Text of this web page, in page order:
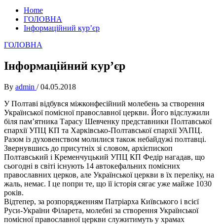
Home
ГОЛОВНА
Інформаційний кур’єр
ГОЛОВНА
Інформаційний кур’єр
By admin / 04.05.2018
У Полтаві відбувся міжконфесійний молебень за створення
Української помісної православної церкви. Його відслужили
біля пам’ятника Тарасу Шевченку представники Полтавської
єпархії УПЦ КП та Харківсько-Полтавської єпархії УАПЦ.
Разом із духовенством молилися також небайдужі полтавці.
Звернувшись до присутніх зі словом, архієпископ
Полтавський і Кременчуцький УПЦ КП Федір нагадав, що
сьогодні в світі існують 14 автокефальних помісних
православних церков, але Української церкви в їх переліку, на
жаль, немає. І це попри те, що її історія сягає уже майже 1030
років.
Відтепер, за розпорядженням Патріарха Київського і всієї
Руси-України Філарета, молебні за створення Української
помісної православної церкви служитимуть у храмах